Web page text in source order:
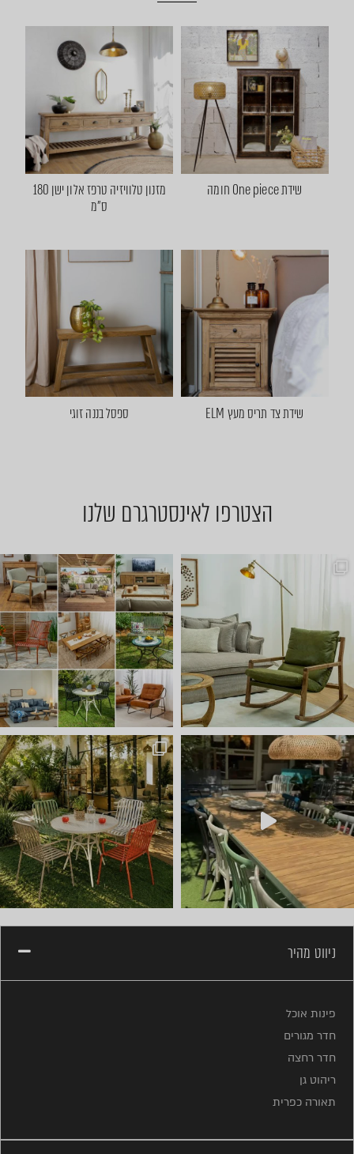
שידת One piece חומה
מזנון טלוויזיה טרפז אלון ישן 180
ס"מ
שידת צד תריס מעץ ELM ספסל בננה זוגי
הצטרפו לאינסטרגרם שלנו
שישי שמח אצלנו 🤩 באים להתח
חדש ⭐ קונטיינרים של ריהוט ל
ניווט מהיר
פינות אוכל
חדר מגורים
חדר רחצה
ריהוט גן
תאורה כפרית